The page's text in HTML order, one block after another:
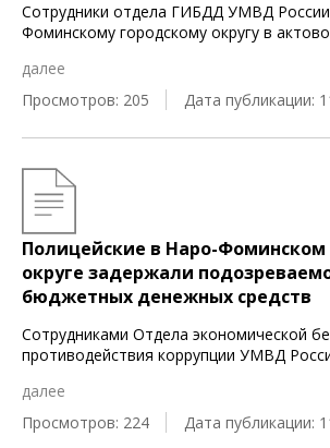
Сотрудники отдела ГИБДД УМВД
Фоминскому городскому округу в
далее
Просмотров: 205
Дата публикации:
Полицейские в Наро-Фоминском
округе задержали
бюджетных денежных средств
Сотрудниками Отдела экономической
противодействия коррупции УМВД
далее
Просмотров: 224
Дата публикации: